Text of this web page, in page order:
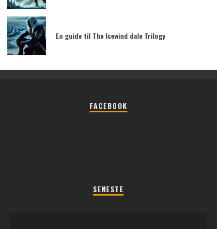
En guide til The Icewind dale Trilogy
FACEBOOK
SENESTE